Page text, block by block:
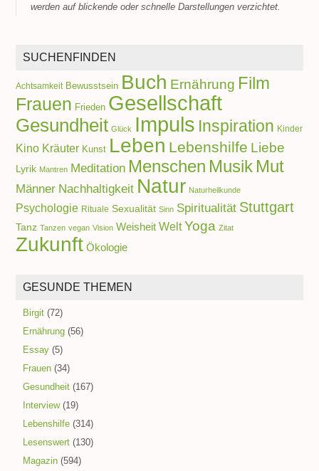
werden auf blickende oder schnelle Darstellungen verzichtet.
SUCHENFINDEN
Achtsamkeit Bewusstsein Buch Ernährung Film
Frauen Frieden Gesellschaft
Gesundheit Glück Impuls Inspiration Kinder
Kino Kräuter Kunst Leben Lebenshilfe Liebe
Lyrik Mantren Meditation Menschen Musik Mut
Männer Nachhaltigkeit Natur Naturheilkunde
Psychologie Rituale Sexualität Sinn Spiritualität Stuttgart
Tanz Tanzen vegan Vision Weisheit Welt Yoga Zitat
Zukunft Ökologie
GESUNDE THEMEN
Birgit (72)
Ernährung (56)
Essay (5)
Frauen (34)
Gesundheit (167)
Interview(19)
Lebenshilfe (314)
Lesenswert (130)
Magazin (594)